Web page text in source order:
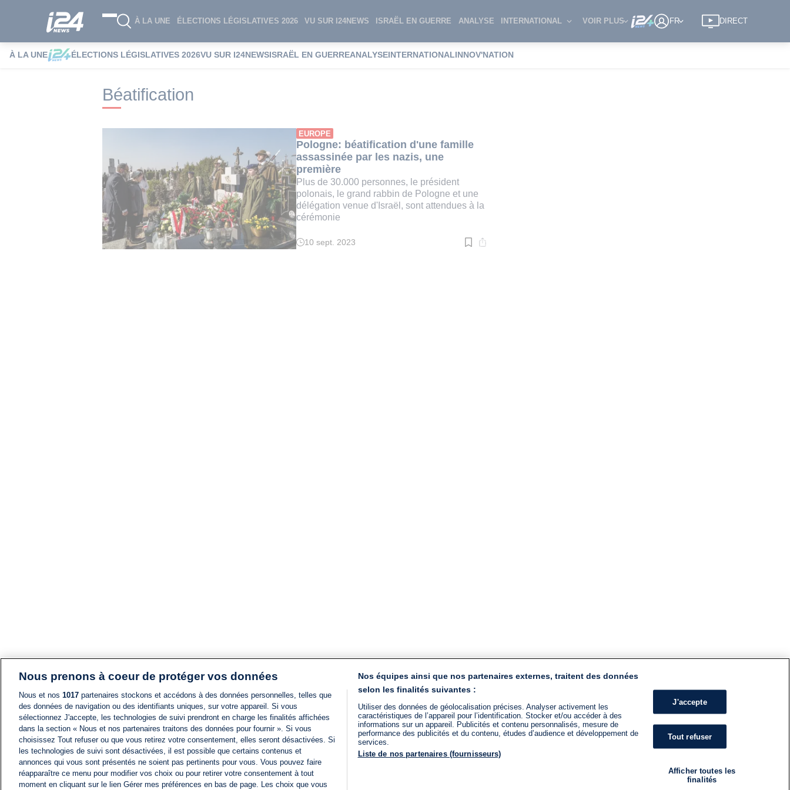
À LA UNE ÉLECTIONS LÉGISLATIVES 2026 VU SUR I24NEWS ISRAËL EN GUERRE ANALYSE INTERNATIONAL VOIR PLUS FR DIRECT
À LA UNE ÉLECTIONS LÉGISLATIVES 2026VU SUR I24NEWSISRAËL EN GUERREANALYSEINTERNATIONALINNOV'NATION
i24NEWS i24NEWS Tags index Béatification
Béatification
EUROPE
Pologne: béatification d'une famille
assassinée par les nazis, une
première
Plus de 30.000 personnes, le président
polonais, le grand rabbin de Pologne et une
délégation venue d'Israël, sont attendues à la
cérémonie
Temps
10 sept. 2023
Nous prenons à coeur de protéger vos données
Nous et nos 1017 partenaires stockons et accédons à des données personnelles, telles que
des données de navigation ou des identifiants uniques, sur votre appareil. Si vous
sélectionnez J'accepte, les technologies de suivi prendront en charge les finalités affichées
dans la section « Nous et nos partenaires traitons des données pour fournir ». Si vous
choisissez Tout refuser ou que vous retirez votre consentement, elles seront désactivées. Si
les technologies de suivi sont désactivées, il est possible que certains contenus et
annonces qui vous sont présentés ne soient pas pertinents pour vous. Vous pouvez faire
réapparaître ce menu pour modifier vos choix ou pour retirer votre consentement à tout
moment en cliquant sur le lien Gérer mes préférences en bas de page. Les choix que vous
Nos équipes ainsi que nos partenaires externes, traitent des données
selon les finalités suivantes :
Utiliser des données de géolocalisation précises. Analyser activement les
caractéristiques de l’appareil pour l’identification. Stocker et/ou accéder à des
informations sur un appareil. Publicités et contenu personnalisés, mesure de
performance des publicités et du contenu, études d’audience et développement de
services.
Liste de nos partenaires (fournisseurs)
J'accepte
Tout refuser
Afficher toutes les
finalités